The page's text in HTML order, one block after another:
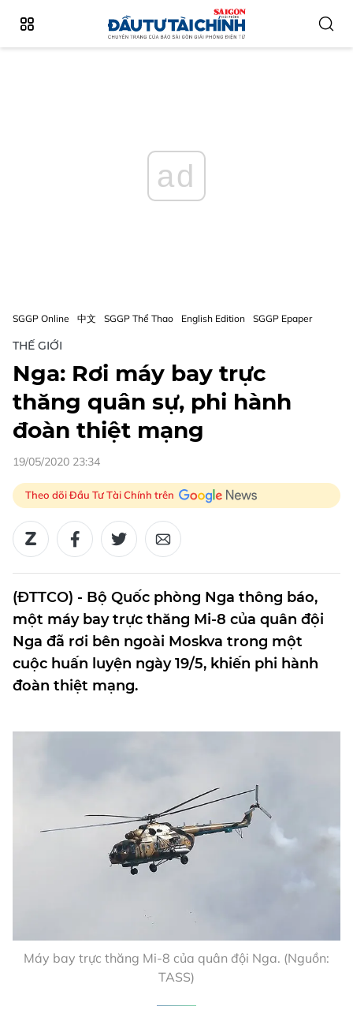
ad
SGGP Online 中文 SGGP Thể Thao English Edition SGGP Epaper
THẾ GIỚI
Nga: Rơi máy bay trực
thăng quân sự, phi hành
đoàn thiệt mạng
19/05/2020 23:34
Theo dõi Đầu Tư Tài Chính trên
(ĐTTCO) - Bộ Quốc phòng Nga thông báo,
một máy bay trực thăng Mi-8 của quân đội
Nga đã rơi bên ngoài Moskva trong một
cuộc huấn luyện ngày 19/5, khiến phi hành
đoàn thiệt mạng.
Máy bay trực thăng Mi-8 của quân đội Nga. (Nguồn:
TASS)